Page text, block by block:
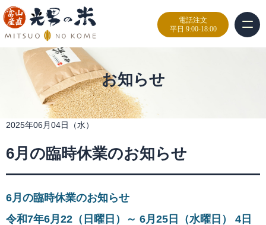
電話注文
平日 9:00-18:00
お知らせ
2025年06月04日（水）
6月の臨時休業のお知らせ
6月の臨時休業のお知らせ
令和7年6月22（日曜日）～ 6月25日（水曜日） 4日